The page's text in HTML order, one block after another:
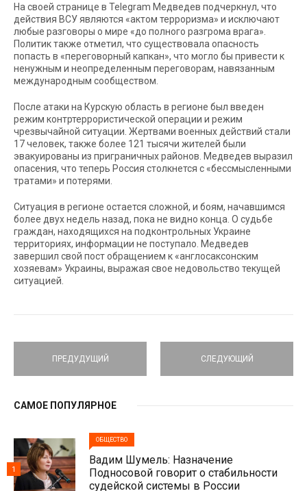
На своей странице в Telegram Медведев подчеркнул, что
действия ВСУ являются «актом терроризма» и исключают
любые разговоры о мире «до полного разгрома врага».
Политик также отметил, что существовала опасность
попасть в «переговорный капкан», что могло бы привести к
ненужным и неопределенным переговорам, навязанным
международным сообществом.
После атаки на Курскую область в регионе был введен
режим контртеррористической операции и режим
чрезвычайной ситуации. Жертвами военных действий стали
17 человек, также более 121 тысячи жителей были
эвакуированы из приграничных районов. Медведев выразил
опасения, что теперь Россия столкнется с «бессмысленными
тратами» и потерями.
Ситуация в регионе остается сложной, и боям, начавшимся
более двух недель назад, пока не видно конца. О судьбе
граждан, находящихся на подконтрольных Украине
территориях, информации не поступало. Медведев
завершил свой пост обращением к «англосаксонским
хозяевам» Украины, выражая свое недовольство текущей
ситуацией.
ПРЕДУДУЩИЙ СЛЕДУЮЩИЙ
САМОЕ ПОПУЛЯРНОЕ
ОБЩЕСТВО
Вадим Шумель: Назначение
Подносовой говорит о стабильности
судейской системы в России
1